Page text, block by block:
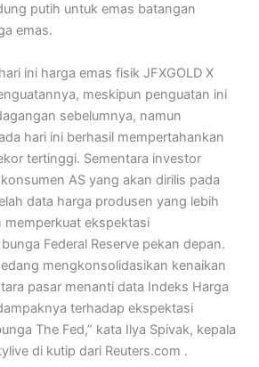
putih untuk emas batangan
emas.
ini harga emas fisik JFXGOLD X
meskipun penguatan ini
sebelumnya, namun
hari ini berhasil mempertahankan
tertinggi. Sementara investor
AS yang akan dirilis pada
data harga produsen yang lebih
memperkuat ekspektasi
Federal Reserve pekan depan.
mengkonsolidasikan kenaikan
pasar menanti data Indeks Harga
terhadap ekspektasi
The Fed,” kata Ilya Spivak, kepala
di kutip dari Reuters.com .